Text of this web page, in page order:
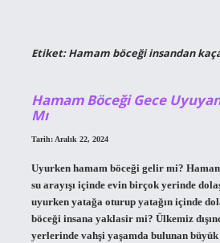
Etiket:Hamam böceği insandan
Hamam Böceği Gece
Mı
Tarih: Aralık 22, 2024
Uyurken hamam böceği gelir mi?
su arayışı içinde evin birçok yerinde
uyurken yatağa oturup yatağın içinde
böceği insana yaklasir mi? Ülkemiz
yerlerinde vahşi yaşamda bulunan